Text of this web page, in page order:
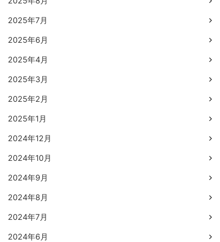
2025年7月
2025年6月
2025年4月
2025年3月
2025年2月
2025年1月
2024年12月
2024年10月
2024年9月
2024年8月
2024年7月
2024年6月